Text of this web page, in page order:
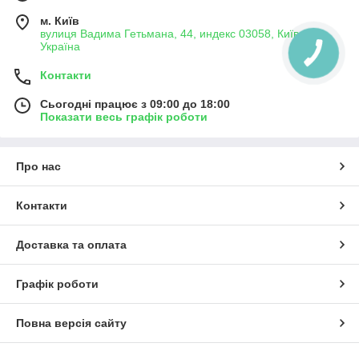
м. Київ
вулиця Вадима Гетьмана, 44, индекс 03058, Київ,
Україна
Контакти
Сьогодні працює з 09:00 до 18:00
Показати весь графік роботи
Про нас
Контакти
Доставка та оплата
Графік роботи
Повна версія сайту